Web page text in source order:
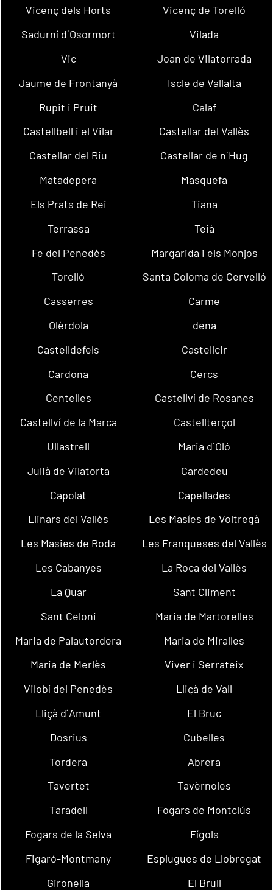
Vicenç dels Horts
Vicenç de Torelló
Sadurní d´Osormort
Vilada
Vic
Joan de Vilatorrada
Jaume de Frontanyà
Iscle de Vallalta
Rupit i Pruit
Calaf
Castellbell i el Vilar
Castellar del Vallès
Castellar del Riu
Castellar de n´Hug
Matadepera
Masquefa
Els Prats de Rei
Tiana
Terrassa
Teià
Fe del Penedès
Margarida i els Monjos
Torelló
Santa Coloma de Cervelló
Casserres
Carme
Olèrdola
dena
Castelldefels
Castellcir
Cardona
Cercs
Centelles
Castellví de Rosanes
Castellví de la Marca
Castellterçol
Ullastrell
Maria d´Oló
Julià de Vilatorta
Cardedeu
Capolat
Capellades
Llinars del Vallès
Les Masíes de Voltregà
Les Masies de Roda
Les Franqueses del Vallès
Les Cabanyes
La Roca del Vallès
La Quar
Sant Climent
Sant Celoni
Maria de Martorelles
Maria de Palautordera
Maria de Miralles
Maria de Merlès
Viver i Serrateix
Vilobí del Penedès
Lliçà de Vall
Lliçà d´Amunt
El Bruc
Dosrius
Cubelles
Tordera
Abrera
Tavertet
Tavèrnoles
Taradell
Fogars de Montclús
Fogars de la Selva
Fígols
Figaró-Montmany
Esplugues de Llobregat
Gironella
El Brull